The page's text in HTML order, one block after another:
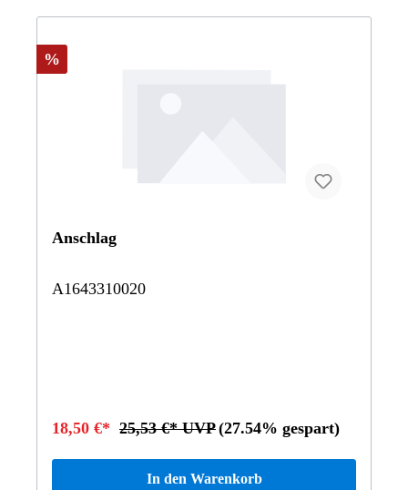
%
Anschlag
A1643310020
18,50 €* 25,53 €* UVP(27.54% gespart)
In den Warenkorb